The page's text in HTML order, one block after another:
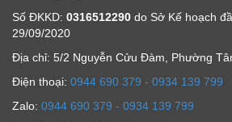
Số ĐKKD: 0316512290 do Sở Kế hoạch
29/09/2020
Địa chỉ: 5/2 Nguyễn Cửu Đàm, Phường
Ðiện thoại: 0944 690 379 - 0934 139 799
Zalo: 0944 690 379 - 0934 139 799